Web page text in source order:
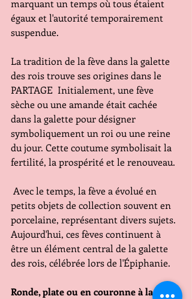
marquant un temps où tous étaient
égaux et l'autorité temporairement
suspendue​​.
La tradition de la fève dans la galette
des rois trouve ses origines dans le
PARTAGE  Initialement, une fève
sèche ou une amande était cachée
dans la galette pour désigner
symboliquement un roi ou une reine
du jour. Cette coutume symbolisait la
fertilité, la prospérité et le renouveau.
petits objets de collection souvent en
porcelaine, représentant divers sujets.
Aujourd'hui, ces fèves continuent à
être un élément central de la galette
des rois, célébrée lors de l'Épiphanie​​.
Ronde, plate ou en couronne à la